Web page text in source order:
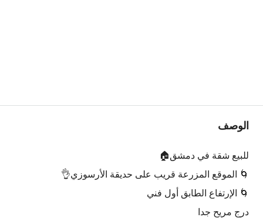
الوصف
للبيع شقة في دمشق🏠
🌀 الموقع المزرعة قريب على حديقة الأرسوزي👌
🌀 الإرتفاع الطابق أول فني
درج مريح جدا